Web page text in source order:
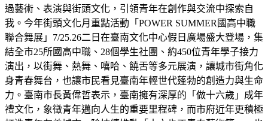
過藝術、表演與街頭文化，引領青年在創作與交流中探索自
我。今年街頭文化月重點活動「POWER SUMMER國高中職
聯合舞展」7/25.26二日在臺南文化中心假日廣場盛大登場，集
結全市25所國高中職、28個學生社團、約450位青年學子接力
演出，以街舞、熱舞、嘻哈、饒舌等多元展演，讓城市街角化
身青春舞台，也讓市民看見臺南年輕世代蓬勃的創造力與生命
力。臺南市長黃偉哲表示，臺南擁有深厚的「做十六歲」成年
禮文化，象徵青年邁向人生的重要里程碑，而市府近年更積極